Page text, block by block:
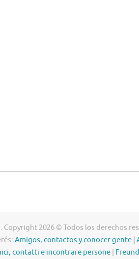
Copyright 2026 © Todos los derechos
Amigos, contactos y conocer gente
contatti e incontrare persone